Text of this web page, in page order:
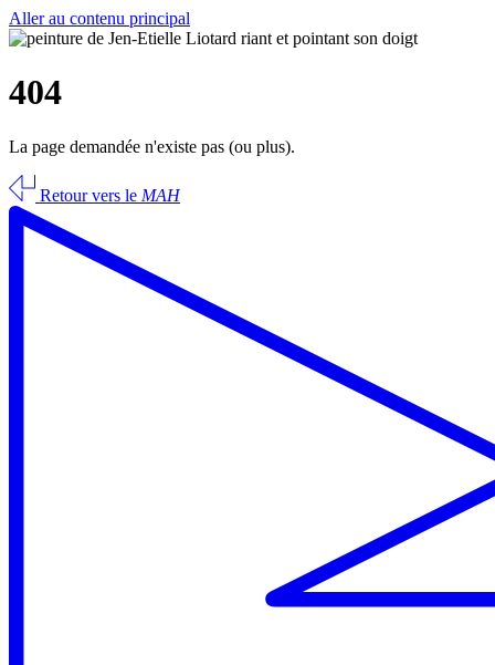
Aller au contenu principal
404
La page demandée n'existe pas (ou plus).
Retour vers le MAH